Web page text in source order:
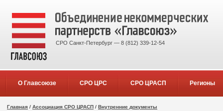
СРО Санкт-Петербург — 8 (812) 339-12-54
О Главсоюзе СРО ЦРС СРО ЦРАСП Регионы
Главная / Ассоциация СРО ЦРАСП / Внутренние документы